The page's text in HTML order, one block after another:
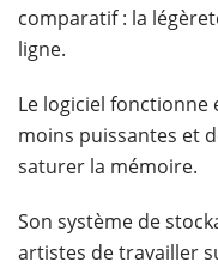
comparatif : la
ligne.
Le logiciel
moins puissantes et
saturer la mémoire.
Son système de
artistes de travailler